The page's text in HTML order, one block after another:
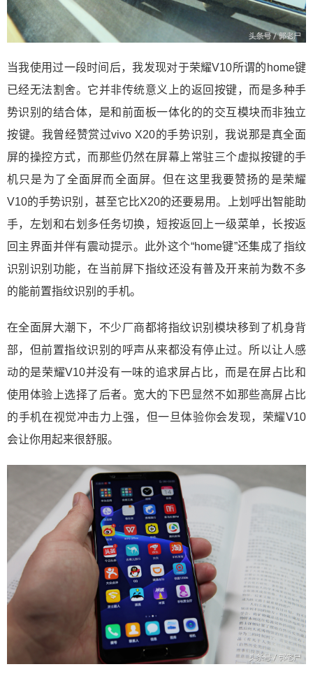
当我使用过一段时间后，我发现对于荣耀V10所谓的home键
已经无法割舍。它并非传统意义上的返回按键，而是多种手
势识别的结合体，是和前面板一体化的的交互模块而非独立
按键。我曾经赞赏过vivo X20的手势识别，我说那是真全面
屏的操控方式，而那些仍然在屏幕上常驻三个虚拟按键的手
机只是为了全面屏而全面屏。但在这里我要赞扬的是荣耀
V10的手势识别，甚至它比X20的还要易用。上划呼出智能助
手，左划和右划多任务切换，短按返回上一级菜单，长按返
回主界面并伴有震动提示。此外这个“home键”还集成了指纹
识别识别功能，在当前屏下指纹还没有普及开来前为数不多
的能前置指纹识别的手机。
在全面屏大潮下，不少厂商都将指纹识别模块移到了机身背
部，但前置指纹识别的呼声从来都没有停止过。所以让人感
动的是荣耀V10并没有一味的追求屏占比，而是在屏占比和
使用体验上选择了后者。宽大的下巴显然不如那些高屏占比
的手机在视觉冲击力上强，但一旦体验你会发现，荣耀V10
会让你用起来很舒服。